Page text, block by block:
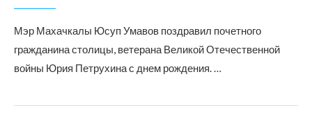
Мэр Махачкалы Юсуп Умавов поздравил почетного
гражданина столицы, ветерана Великой Отечественной
войны Юрия Петрухина с днем рождения. …